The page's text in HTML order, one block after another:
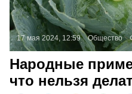
17 мая 2024, 12:59 Общество
Народные
что нельзя